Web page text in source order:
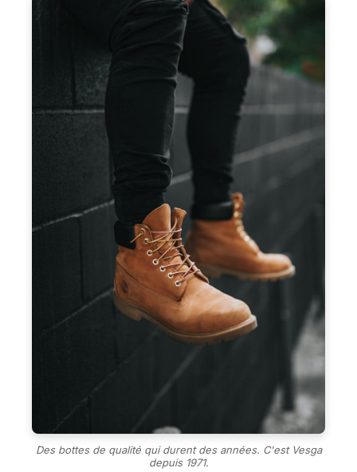
Des bottes de qualité qui durent des années. C'est Vesga
depuis 1971.